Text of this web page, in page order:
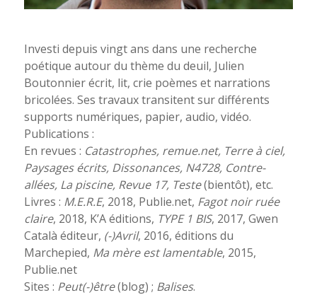
Investi depuis vingt ans dans une recherche
poétique autour du thème du deuil, Julien
Boutonnier écrit, lit, crie poèmes et narrations
bricolées. Ses travaux transitent sur différents
supports numériques, papier, audio, vidéo.
Publications :
En revues : Catastrophes, remue.net, Terre à ciel,
Paysages écrits, Dissonances, N4728, Contre-
allées, La piscine, Revue 17, Teste(bientôt), etc.
Livres : M.E.R.E, 2018, Publie.net, Fagot noir ruée
claire, 2018, K’A éditions, TYPE 1 BIS, 2017, Gwen
Català éditeur, (-)Avril, 2016, éditions du
Marchepied, Ma mère est lamentable, 2015,
Publie.net
Sites : Peut(-)être(blog) ; Balises.